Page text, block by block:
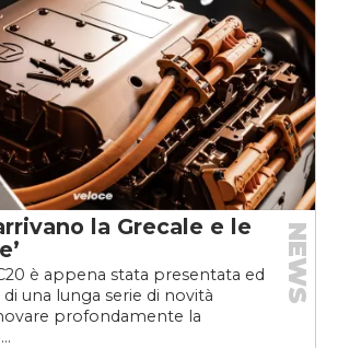
#SF90 STRADALE
#VELOCE AWARDS
la Grecale e le
è appena stata presentata ed
una lunga serie di novità
profondamente la
NEWS